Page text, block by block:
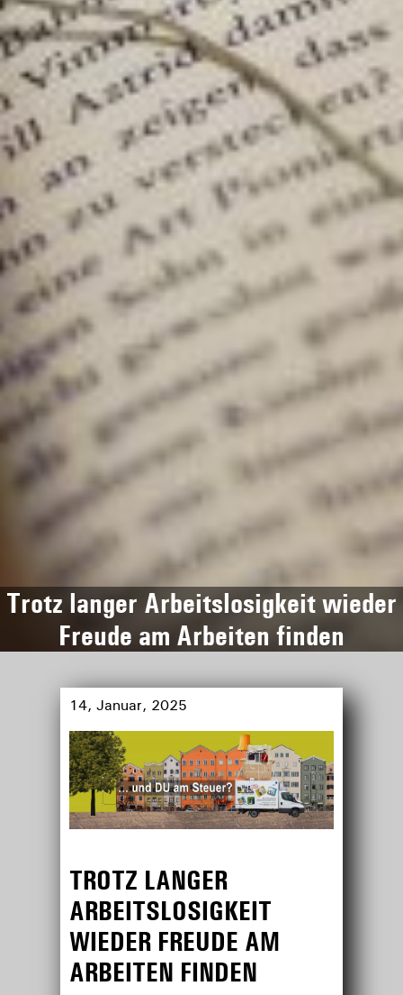
Trotz langer Arbeitslosigkeit wieder
Freude am Arbeiten finden
14, Januar, 2025
TROTZ LANGER
ARBEITSLOSIGKEIT
WIEDER FREUDE AM
ARBEITEN FINDEN